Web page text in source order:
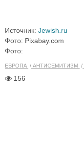
Источник: Jewish.ru
Фото: Pixabay.com
Фото:
ЕВРОПА АНТИСЕМИТИЗМ
156